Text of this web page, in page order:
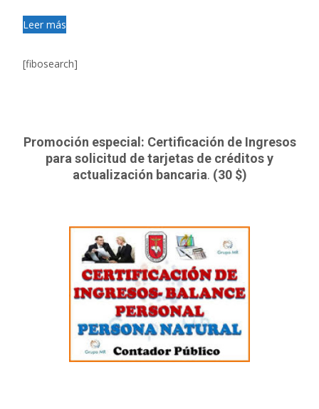
Leer más
[fibosearch]
Promoción especial: Certificación de Ingresos
para solicitud de tarjetas de créditos y
actualización bancaria. (30 $)